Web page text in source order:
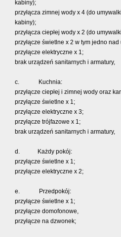
kabiny);
przyłącza zimnej wody x 4 (do
kabiny);
przyłącza ciepłej wody x 2 (do
przyłącze świetlne x 2 w tym jedno
przyłącze elektryczne x 1;
brak urządzeń sanitarnych i armatury,
c. Kuchnia:
przyłącze ciepłej i zimnej wody oraz
przyłącze świetlne x 1;
przyłącze elektryczne x 3;
przyłącze trójfazowe x 1;
brak urządzeń sanitarnych i armatury,
d. Każdy pokój:
przyłącze świetlne x 1;
przyłącze elektryczne x 2;
e. Przedpokój:
przyłącze świetlne x 1;
przyłącze domofonowe,
przyłącze na dzwonek;